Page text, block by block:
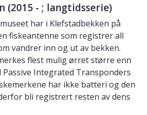
(2015 - ; langtidsserie)
har i Klefstadbekken på
fiskeantenne som registrer all
vandrer inn og ut av bekken.
flest mulig ørret større enn
Passive Integrated Transponders
har ikke batteri og den
bli registrert resten av dens